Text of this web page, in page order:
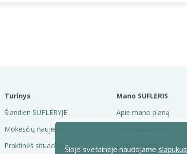
Turinys
Šiandien SUFLERYJE
Mokesčių naujienos
Praktinės situacijos
Mano SUFLERIS
Apie mano planą
Man atrakinti
Šioje svetainėje naudojame slapukus